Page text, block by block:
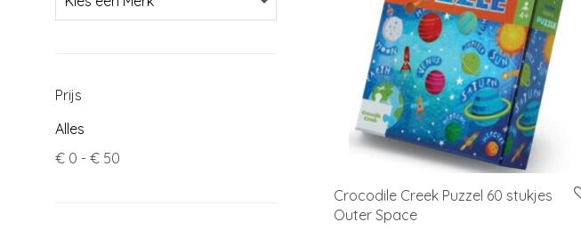
Prijs
Alles
€ 0 - € 50
Crocodile Creek Puzzel 60 stukjes
Outer Space